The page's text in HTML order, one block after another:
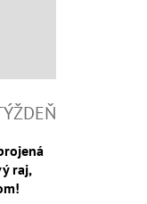
raj,